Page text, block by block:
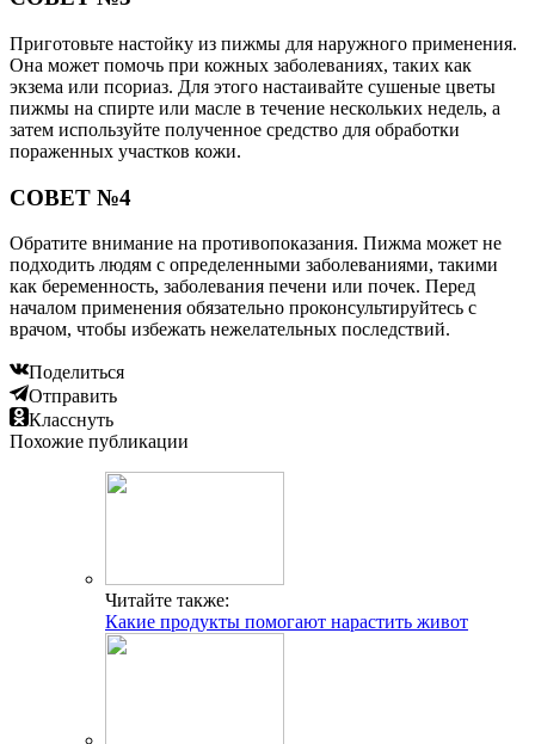
Приготовьте настойку из пижмы для наружного применения.
Она может помочь при кожных заболеваниях, таких как
экзема или псориаз. Для этого настаивайте сушеные цветы
пижмы на спирте или масле в течение нескольких недель, а
затем используйте полученное средство для обработки
пораженных участков кожи.
СОВЕТ №4
Обратите внимание на противопоказания. Пижма может не
подходить людям с определенными заболеваниями, такими
как беременность, заболевания печени или почек. Перед
началом применения обязательно проконсультируйтесь с
врачом, чтобы избежать нежелательных последствий.
Поделиться
Отправить
Класснуть
Похожие публикации
Читайте также:
Какие продукты помогают нарастить живот